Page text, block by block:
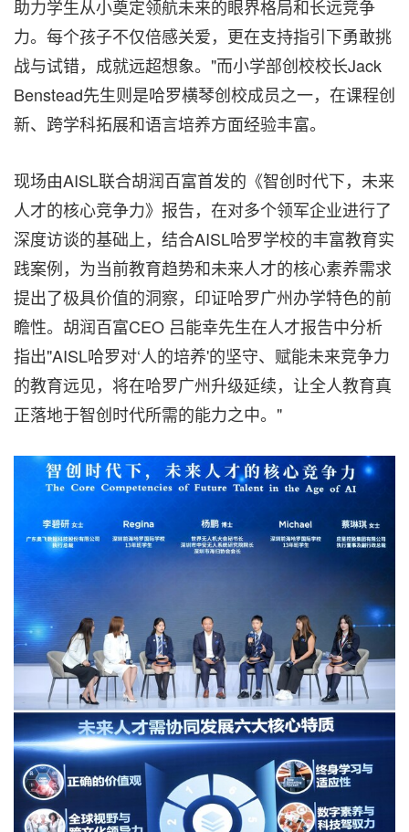
助力学生从小奠定领航未来的眼界格局和长远竞争
力。每个孩子不仅倍感关爱，更在支持指引下勇敢挑
战与试错，成就远超想象。"而小学部创校校长Jack
Benstead先生则是哈罗横琴创校成员之一，在课程创
新、跨学科拓展和语言培养方面经验丰富。
现场由AISL联合胡润百富首发的《智创时代下，未来
人才的核心竞争力》报告，在对多个领军企业进行了
深度访谈的基础上，结合AISL哈罗学校的丰富教育实
践案例，为当前教育趋势和未来人才的核心素养需求
提出了极具价值的洞察，印证哈罗广州办学特色的前
瞻性。胡润百富CEO 吕能幸先生在人才报告中分析
指出"AISL哈罗对‘人的培养'的坚守、赋能未来竞争力
的教育远见，将在哈罗广州升级延续，让全人教育真
正落地于智创时代所需的能力之中。"